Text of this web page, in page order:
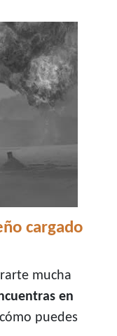
cargado
mucha
en
puedes